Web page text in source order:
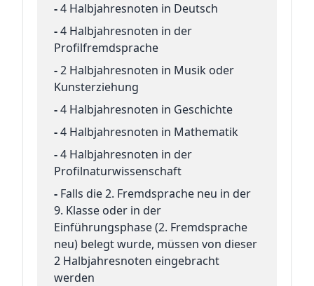
-4 Halbjahresnoten in Deutsch
-4 Halbjahresnoten in der
Profilfremdsprache
-2 Halbjahresnoten in Musik oder
Kunsterziehung
-4 Halbjahresnoten in Geschichte
-4 Halbjahresnoten in Mathematik
-4 Halbjahresnoten in der
Profilnaturwissenschaft
- Falls die 2. Fremdsprache neu in der
9. Klasse oder in der
Einführungsphase (2. Fremdsprache
neu) belegt wurde, müssen von dieser
2 Halbjahresnoten eingebracht
werden